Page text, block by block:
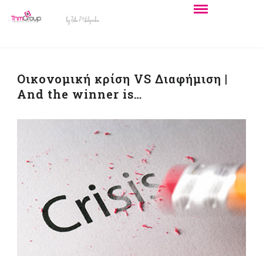
Οικονομική κρίση VS Διαφήμιση |
Αnd the winner is…